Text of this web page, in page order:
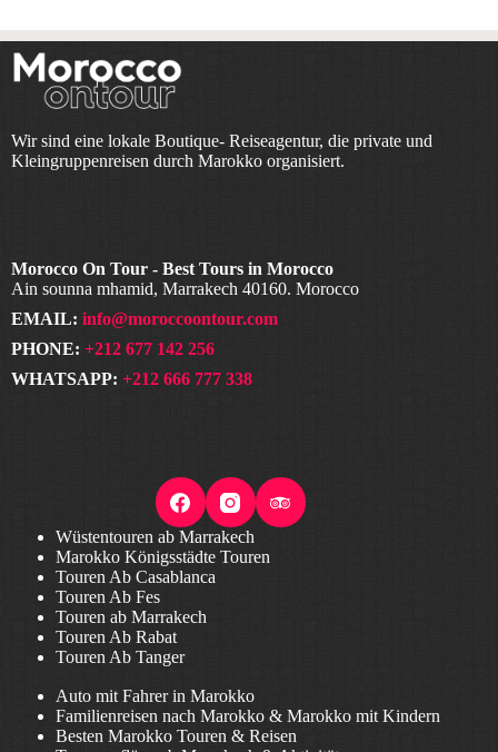
Wir sind eine lokale Boutique- Reiseagentur, die private und
Kleingruppenreisen durch Marokko organisiert.
Morocco On Tour - Best Tours in Morocco
Ain sounna mhamid, Marrakech 40160. Morocco
EMAIL: info@moroccoontour.com
PHONE: +212 677 142 256
WHATSAPP: +212 666 777 338
Wüstentouren ab Marrakech
Marokko Königsstädte Touren
Touren Ab Casablanca
Touren Ab Fes
Touren ab Marrakech
Touren Ab Rabat
Touren Ab Tanger
Auto mit Fahrer in Marokko
Familienreisen nach Marokko & Marokko mit Kindern
Besten Marokko Touren & Reisen